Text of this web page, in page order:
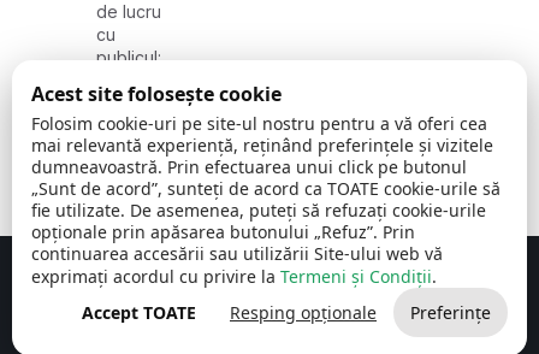
de lucru
cu
publicul:
08:00 -
16:30
, vineri:
08:00 -
14:00
Comuna Cerchezu © 2026Toate drepturile rezervate
Concept realizat de Big Media Relații Publice SRL
Acest site folosește cookie
Folosim cookie-uri pe site-ul nostru pentru a vă oferi cea
mai relevantă experiență, reținând preferințele și vizitele
dumneavoastră. Prin efectuarea unui click pe butonul
„Sunt de acord”, sunteți de acord ca TOATE cookie-urile să
fie utilizate. De asemenea, puteți să refuzați cookie-urile
opționale prin apăsarea butonului „Refuz”. Prin
continuarea accesării sau utilizării Site-ului web vă
exprimați acordul cu privire la Termeni și Condiții.
Accept TOATE
Resping opționale Preferințe